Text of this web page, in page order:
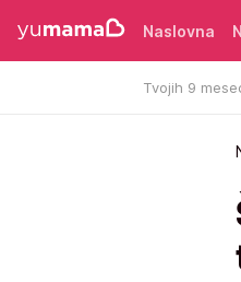
Naslovna
Tvojih 9